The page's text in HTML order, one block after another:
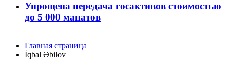
Упрощена передача госактивов стоимостью
до 5 000 манатов
Главная страница
İqbal Əbilov